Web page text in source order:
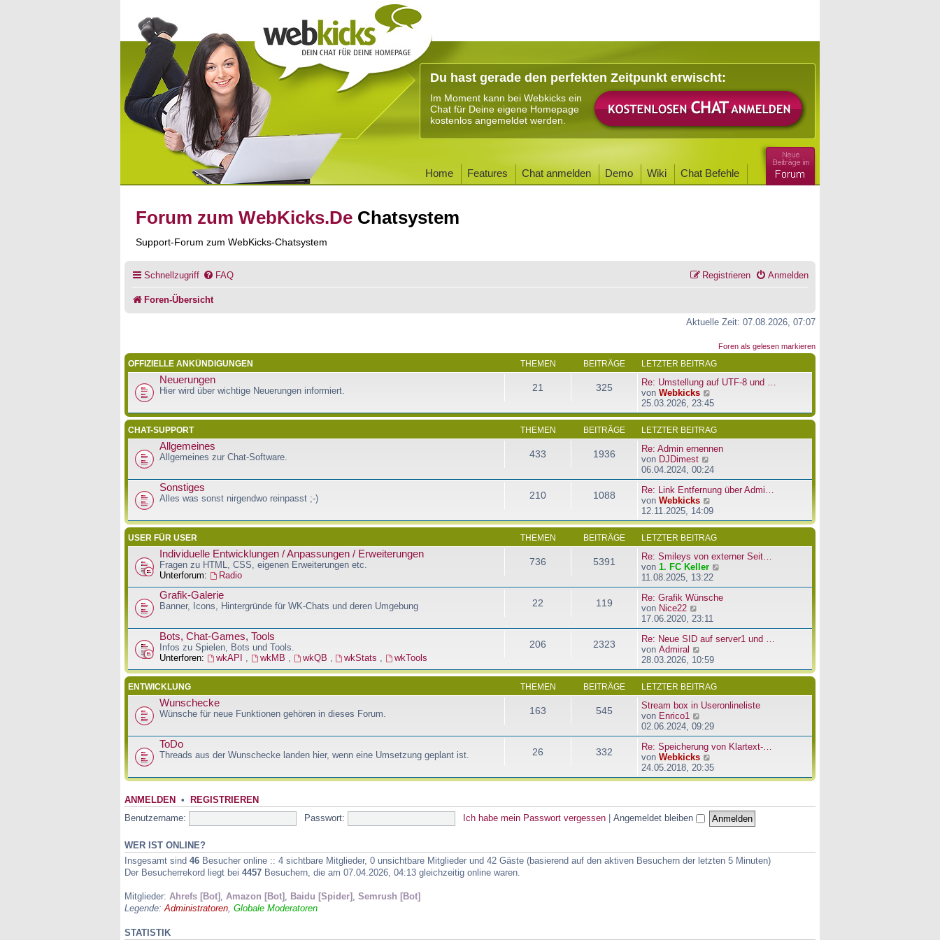
Du hast gerade den perfekten Zeitpunkt erwischt:
Im Moment kann bei Webkicks ein
Chat für Deine eigene Homepage
kostenlos angemeldet werden.
Home Features Chat anmelden Demo Wiki Chat Befehle
Forum zum WebKicks.De Chatsystem
Support-Forum zum WebKicks-Chatsystem
Schnellzugriff FAQ Anmelden
Registrieren
Foren-Übersicht
Aktuelle Zeit: 07.08.2026, 07:07
Foren als gelesen markieren
OFFIZIELLE ANKÜNDIGUNGEN THEMEN BEITRÄGE LETZTER BEITRAG
Neuerungen
Hier wird über wichtige Neuerungen informiert. 21 325
Re: Umstellung auf UTF-8 und …
von Webkicks
e
u
s
e
r
B
e
t
a
g
25.03.2026, 23:45
CHAT-SUPPORT THEMEN BEITRÄGE LETZTER BEITRAG
Allgemeines
Allgemeines zur Chat-Software. 433 1936
Re: Admin ernennen
von DJDimest
e
u
e
s
t
e
B
e
t
a
06.04.2024, 00:24
Sonstiges
Alles was sonst nirgendwo reinpasst ;-) 210 1088
Re: Link Entfernung über Admi…
von Webkicks
e
u
s
e
r
B
e
t
a
12.11.2025, 14:09
USER FÜR USER THEMEN BEITRÄGE LETZTER BEITRAG
Individuelle Entwicklungen / Anpassungen / Erweiterungen
Fragen zu HTML, CSS, eigenen Erweiterungen etc.
Unterforum:
Radio
736 5391
Re: Smileys von externer Seit…
von 1. FC Keller
u
e
e
r
i
a
11.08.2025, 13:22
Grafik-Galerie
Banner, Icons, Hintergründe für WK-Chats und deren Umgebung 22 119
Re: Grafik Wünsche
von Nice22
e
u
e
s
t
e
B
e
i
t
a
g
17.06.2020, 23:11
Bots, Chat-Games, Tools
Infos zu Spielen, Bots und Tools.
Unterforen:
wkAPI wkMB wkQB wkStats wkTools
206 2323
Re: Neue SID auf server1 und …
von Admiral
e
u
s
t
e
r
B
e
t
28.03.2026, 10:59
ENTWICKLUNG THEMEN BEITRÄGE LETZTER BEITRAG
Wunschecke
Wünsche für neue Funktionen gehören in dieses Forum. 163 545
Stream box in Useronlineliste
von Enrico1
e
u
e
s
t
e
e
a
g
02.06.2024, 09:29
ToDo
Threads aus der Wunschecke landen hier, wenn eine Umsetzung geplant ist. 26 332
Re: Speicherung von Klartext-…
von Webkicks
e
u
t
e
r
e
i
24.05.2018, 20:35
ANMELDEN • REGISTRIEREN
Benutzername: Passwort: Ich habe mein Passwort vergessen Angemeldet bleiben
WER IST ONLINE?
Insgesamt sind 46 Besucher online :: 4 sichtbare Mitglieder, 0 unsichtbare Mitglieder und 42 Gäste (basierend auf den aktiven Besuchern der letzten 5 Minuten)
Der Besucherrekord liegt bei 4457 Besuchern, die am 07.04.2026, 04:13 gleichzeitig online waren.
Mitglieder: Ahrefs [Bot] Amazon [Bot] Baidu [Spider]
Semrush [Bot]
Legende: Administratoren Globale Moderatoren
STATISTIK